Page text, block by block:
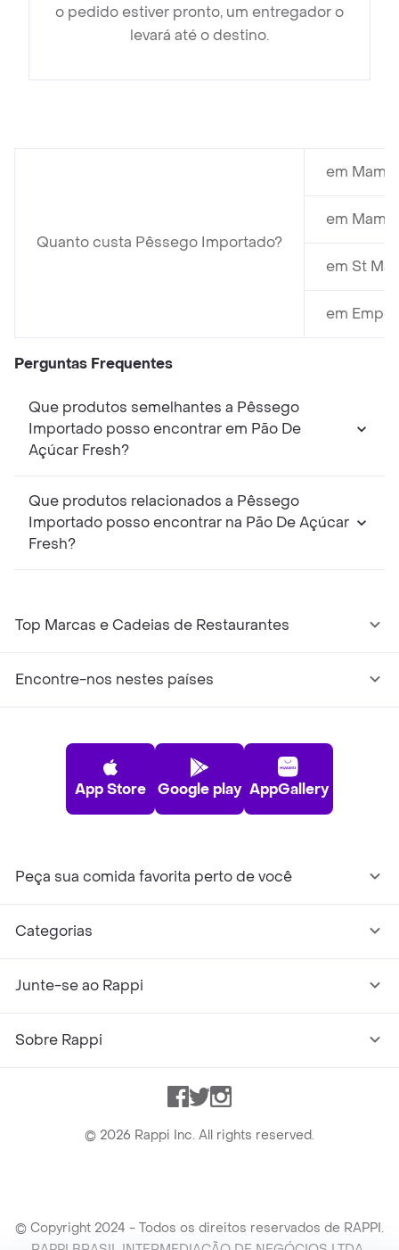
o pedido estiver pronto, um entregador o
levará até o destino.
Quanto custa Pêssego Importado?
em
em
em St
em
Perguntas Frequentes
Que produtos semelhantes a Pêssego
Importado posso encontrar em Pão De
Açúcar Fresh?
Que produtos relacionados a Pêssego
Importado posso encontrar na Pão De Açúcar
Fresh?
Top Marcas e Cadeias de Restaurantes
Encontre-nos nestes países
App Store Google play AppGallery
Peça sua comida favorita perto de você
Categorias
Junte-se ao Rappi
Sobre Rappi
Facebook
TwitterInstagram
© 2026 Rappi Inc. All rights reserved.
© Copyright 2024 - Todos os direitos reservados de RAPPI.